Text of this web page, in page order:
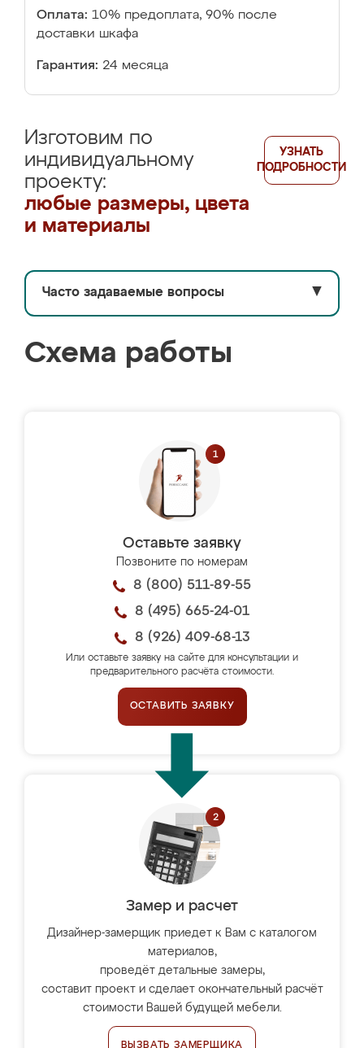
Оплата: 10% предоплата, 90% после
доставки шкафа
Гарантия: 24 месяца
Изготовим по
индивидуальному
проекту:
любые размеры, цвета
и материалы
УЗНАТЬ
ПОДРОБНОСТИ
Часто задаваемые вопросы ▼
Схема работы
Оставьте заявку
Позвоните по номерам
8 (800) 511-89-55
8 (495) 665-24-01
8 (926) 409-68-13
Или оставьте заявку на сайте для консультации и
предварительного расчёта стоимости.
ОСТАВИТЬ ЗАЯВКУ
Замер и расчет
Дизайнер-замерщик приедет к Вам с каталогом
материалов,
проведёт детальные замеры,
составит проект и сделает окончательный расчёт
стоимости Вашей будущей мебели.
ВЫЗВАТЬ ЗАМЕРЩИКА